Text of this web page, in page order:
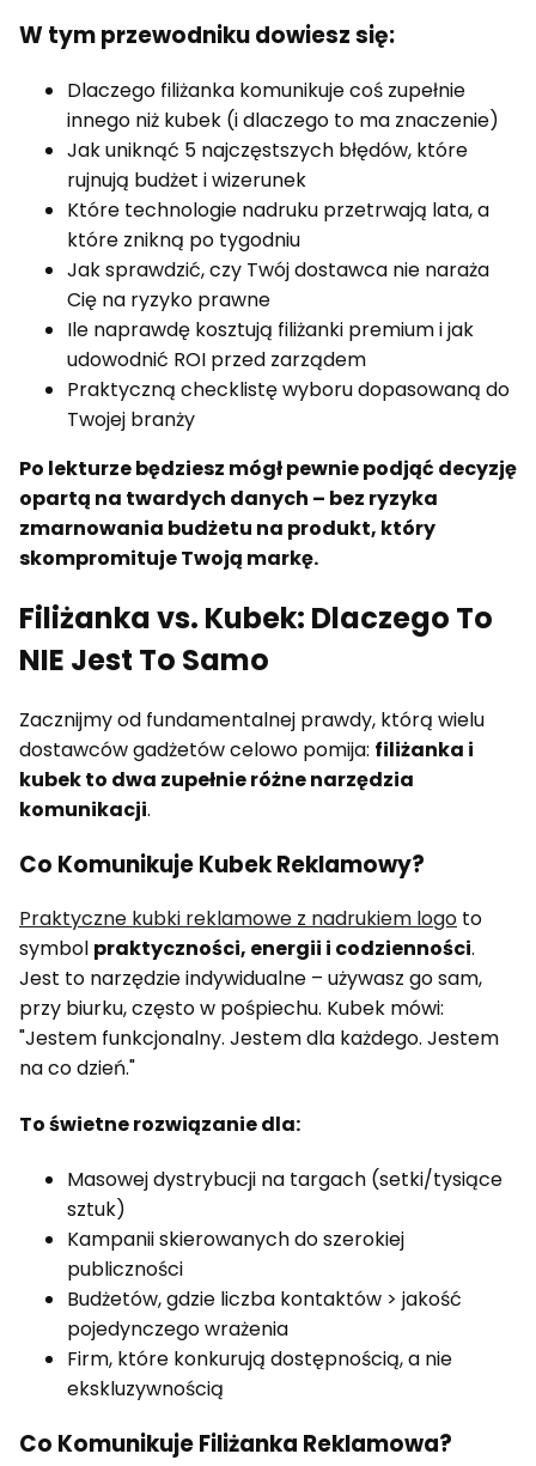
W tym przewodniku dowiesz się:
Dlaczego filiżanka komunikuje coś zupełnie
innego niż kubek (i dlaczego to ma znaczenie)
Jak uniknąć 5 najczęstszych błędów, które
rujnują budżet i wizerunek
Które technologie nadruku przetrwają lata, a
które znikną po tygodniu
Jak sprawdzić, czy Twój dostawca nie naraża
Cię na ryzyko prawne
Ile naprawdę kosztują filiżanki premium i jak
udowodnić ROI przed zarządem
Praktyczną checklistę wyboru dopasowaną do
Twojej branży
Po lekturze będziesz mógł pewnie podjąć decyzję
opartą na twardych danych – bez ryzyka
zmarnowania budżetu na produkt, który
skompromituje Twoją markę.
Filiżanka vs. Kubek: Dlaczego To
NIE Jest To Samo
Zacznijmy od fundamentalnej prawdy, którą wielu
dostawców gadżetów celowo pomija: filiżanka i
kubek to dwa zupełnie różne narzędzia
komunikacji.
Co Komunikuje Kubek Reklamowy?
Praktyczne kubki reklamowe z nadrukiem logo to
symbol praktyczności, energii i codzienności.
Jest to narzędzie indywidualne – używasz go sam,
przy biurku, często w pośpiechu. Kubek mówi:
"Jestem funkcjonalny. Jestem dla każdego. Jestem
na co dzień."
To świetne rozwiązanie dla:
Masowej dystrybucji na targach (setki/tysiące
sztuk)
Kampanii skierowanych do szerokiej
publiczności
Budżetów, gdzie liczba kontaktów > jakość
pojedynczego wrażenia
Firm, które konkurują dostępnością, a nie
ekskluzywno­ścią
Co Komunikuje Filiżanka Reklamowa?